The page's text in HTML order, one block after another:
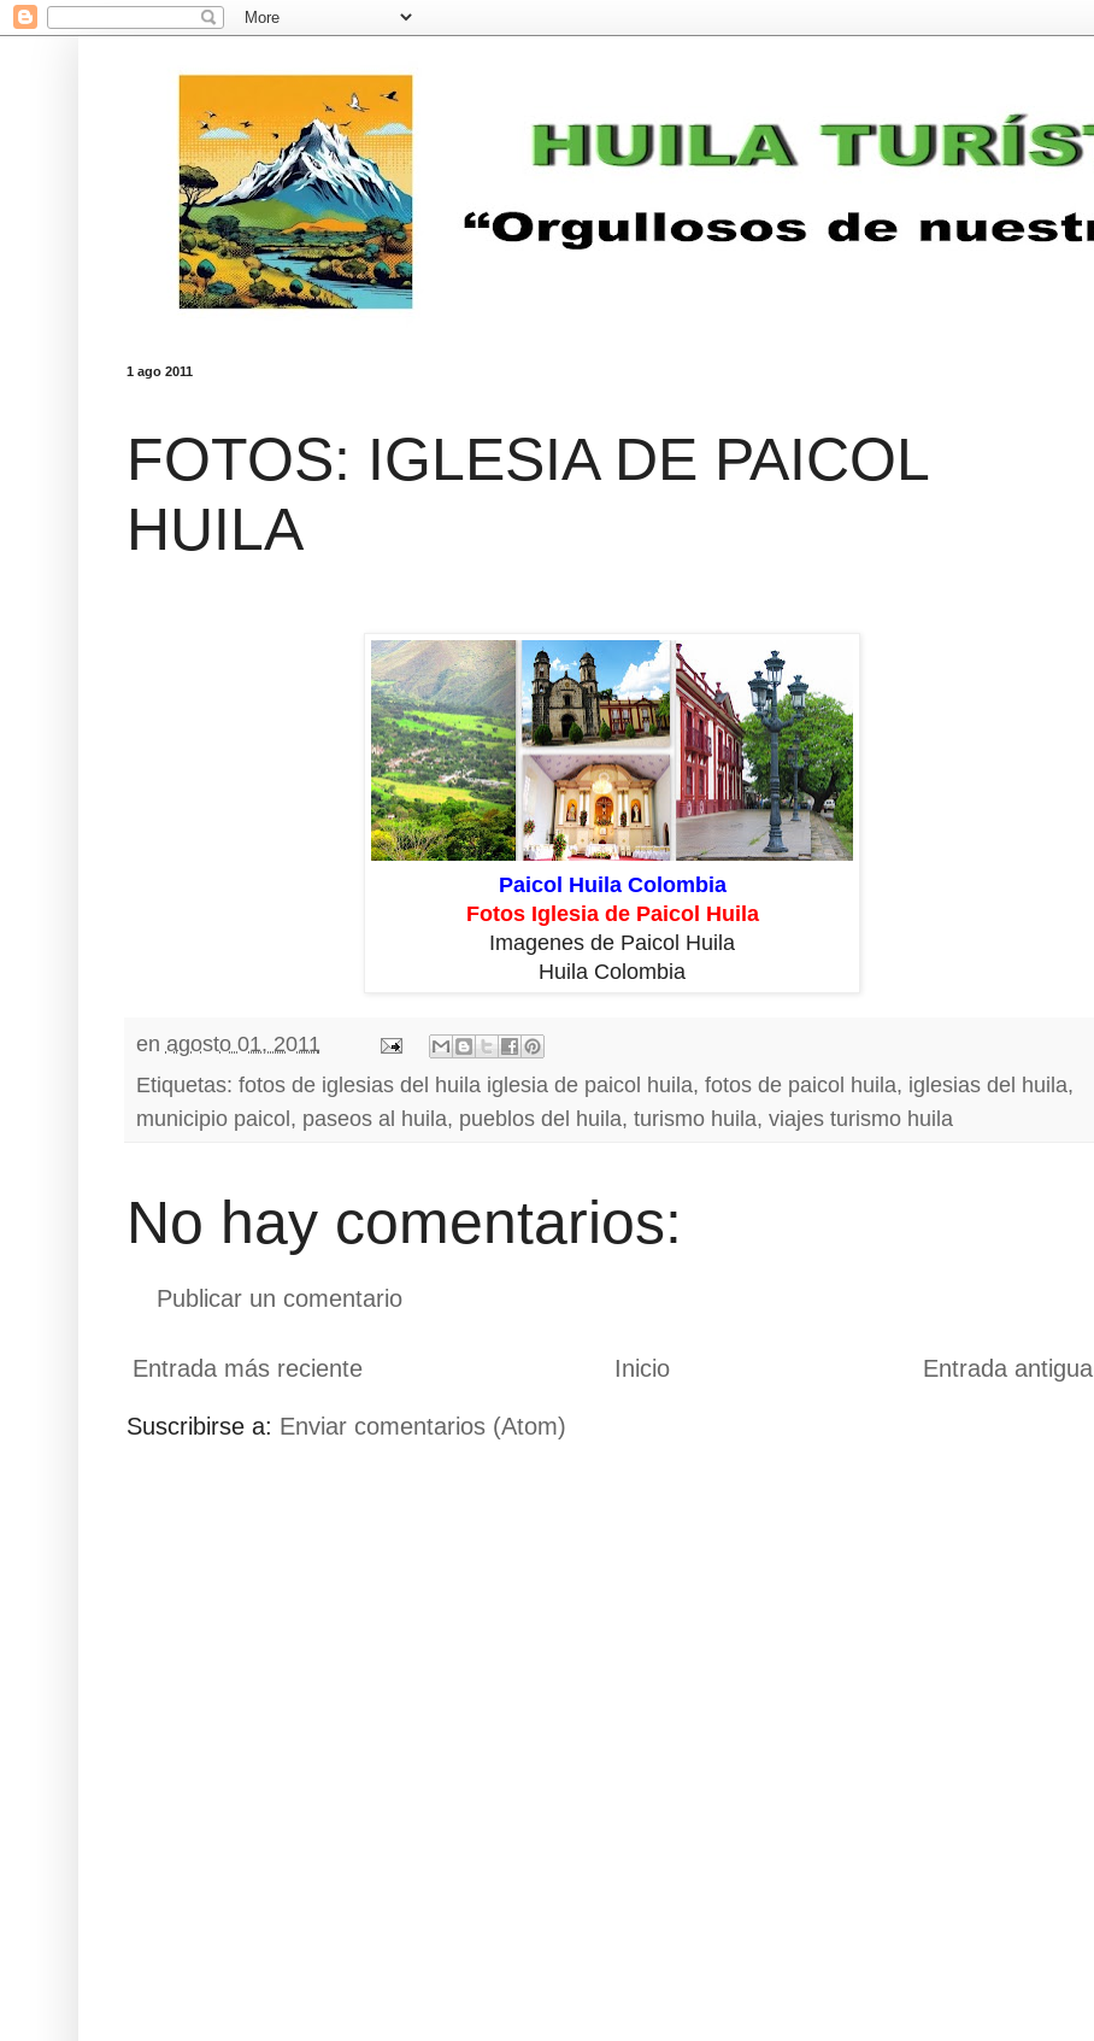
1 ago 2011
FOTOS: IGLESIA DE PAICOL
HUILA
Paicol Huila Colombia
Fotos Iglesia de Paicol Huila
Imagenes de Paicol Huila
Huila Colombia
en agosto 01, 2011
Etiquetas: fotos de iglesias del huila iglesia de paicol huila, fotos de paicol huila, iglesias del huila,
municipio paicol, paseos al huila, pueblos del huila, turismo huila, viajes turismo huila
No hay comentarios:
Publicar un comentario
Entrada más reciente Entrada antigua
Inicio
Suscribirse a: Enviar comentarios (Atom)